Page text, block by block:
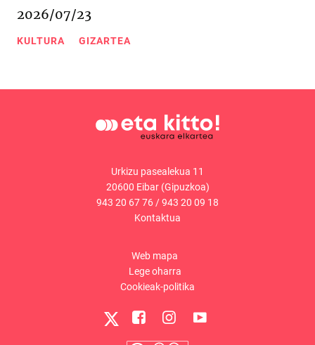
2026/07/23
KULTURA GIZARTEA
Urkizu pasealekua 11
20600 Eibar (Gipuzkoa)
943 20 67 76/943 20 09 18
Kontaktua
Web mapa
Lege oharra
Cookieak-politika